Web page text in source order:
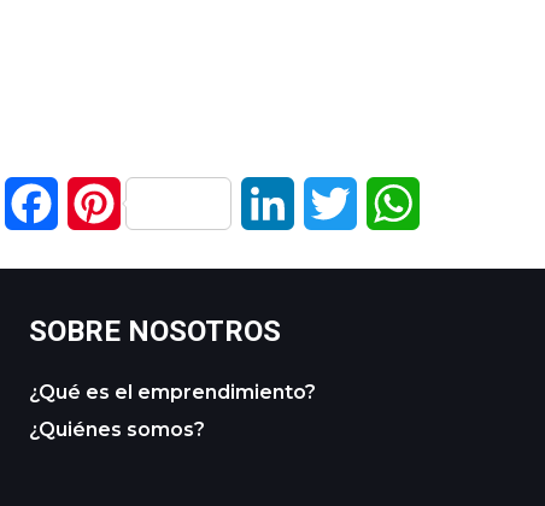
FacebookPinterest LinkedIn Twitter
SOBRE NOSOTROS
¿Qué es el emprendimiento?
¿Quiénes somos?